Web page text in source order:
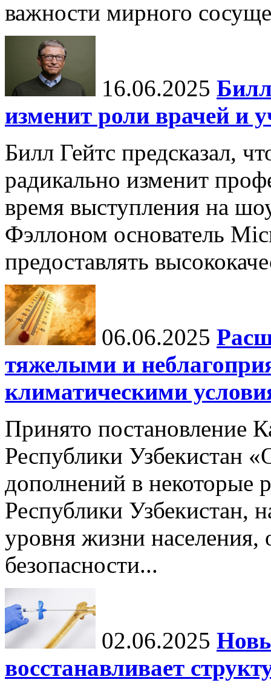
важности мирного
16.06.2025
изменит роли врачей и
Билл Гейтс предсказал,
радикально изменит
время выступления на
Фэллоном основатель
предоставлять
06.06.2025
тяжелыми и
климатическими
Принято постановление
Республики Узбекистан
дополнений в некоторые
Республики Узбекистан,
уровня жизни населения,
безопасности...
02.06.2025
восстанавливает